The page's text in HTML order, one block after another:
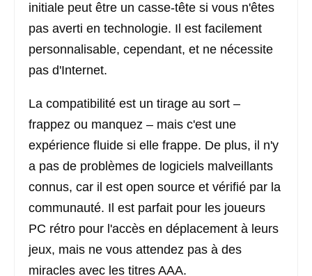
initiale peut être un casse-tête si vous n'êtes
pas averti en technologie. Il est facilement
personnalisable, cependant, et ne nécessite
pas d'Internet.
La compatibilité est un tirage au sort –
frappez ou manquez – mais c'est une
expérience fluide si elle frappe. De plus, il n'y
a pas de problèmes de logiciels malveillants
connus, car il est open source et vérifié par la
communauté. Il est parfait pour les joueurs
PC rétro pour l'accès en déplacement à leurs
jeux, mais ne vous attendez pas à des
miracles avec les titres AAA.